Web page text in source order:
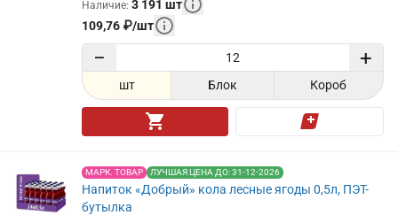
Наличие: 3 191 шт
109,76 ₽/шт
− +
шт Блок Короб
МАРК. ТОВАР ЛУЧШАЯ ЦЕНА ДО: 31-12-2026
Напиток «Добрый» кола лесные ягоды 0,5л, ПЭТ-
бутылка